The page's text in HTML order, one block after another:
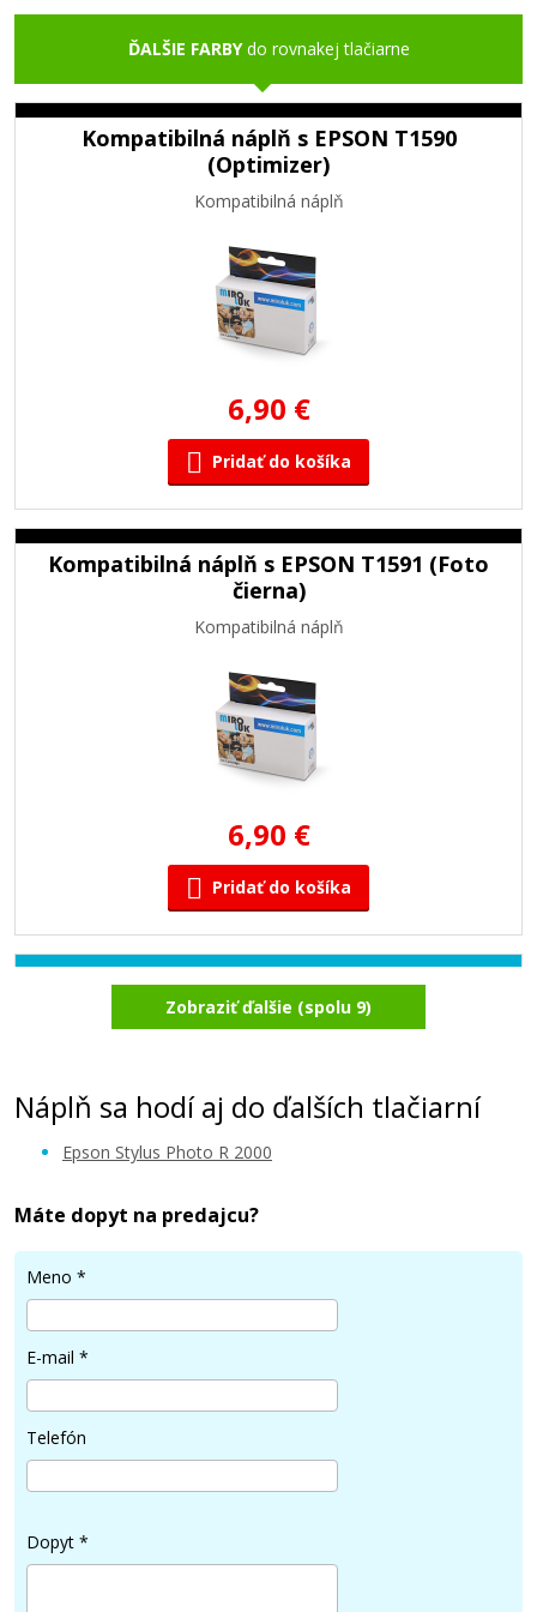
ĎALŠIE FARBYdo rovnakej tlačiarne
Kompatibilná náplň s EPSON T1590
(Optimizer)
Kompatibilná náplň
6,90 €
Pridať do košíka
Kompatibilná náplň s EPSON T1591 (Foto
čierna)
Kompatibilná náplň
6,90 €
Pridať do košíka
Kompatibilná náplň s EPSON T1592
(Azúrová)
6,90 €
Kompatibilná náplň s EPSON T1593
Zobraziť ďalšie (spolu 9)
Náplň sa hodí aj do ďalších tlačiarní
Epson Stylus Photo R 2000
Máte dopyt na predajcu?
Meno *
E-mail *
Telefón
Dopyt *